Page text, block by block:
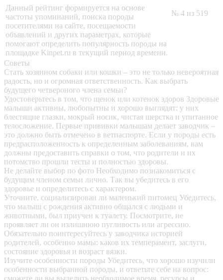
Данный рейтинг формируется на основе
частоты упоминаний, поиска породы
посетителями на сайте, посещаемости
объявлений и других параметрах, которые
помогают определить популярность породы на
площадке Kinpet.ru в текущий период времени.
№ 4 из 519
Советы
Стать хозяином собаки или кошки – это не только невероятная
радость, но и огромная ответственность. Как выбрать
будущего четвероного члена семьи?
Удостоверьтесь в том, что щенок или котенок здоров Здоровые
малыши активны, любопытны и хорошо выглядят: у них
блестящие глазки, мокрый носик, чистая шерстка и упитанное
телосложение. Первые прививки малышам делает заводчик –
это должно быть отмечено в ветпаспорте. Если у породы есть
предрасположенность к определенным заболеваниям, вам
должны предоставить справки о том, что родители и их
потомство прошли тесты и полностью здоровы.
Не делайте выбор по фото Необходимо познакомиться с
будущим членом семьи лично. Так вы убедитесь в его
здоровье и определитесь с характером.
Уточните, социализирован ли маленький питомец Убедитесь,
что малыш с рождения активно общался с людьми и
животными, был приучен к туалету. Посмотрите, не
проявляет ли он излишнюю пугливость или агрессию.
Обязательно поинтересуйтесь у заводчика историей
родителей, особенно мамы: каков их темперамент, заслуги,
состояние здоровья и возраст вязки.
Изучите особенности породы Убедитесь, что хорошо изучили
особенности выбранной породы, и ответьте себе на вопрос: